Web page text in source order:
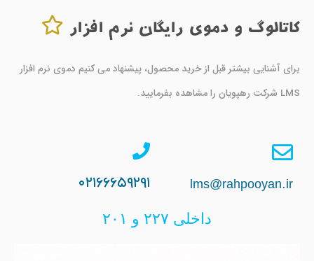
کاتالوگ و دموی رایگان نرم افزار
برای آشنایی بیشتر قبل از خرید محصول، پیشنهاد می کنیم دموی نرم افزار
LMS شرکت رهپویان را مشاهده بفرمایید.
lms@rahpooyan.ir ۰۲۱۶۶۶۵۹۲۹۱
داخلی ۲۲۷ و ۲۰۱